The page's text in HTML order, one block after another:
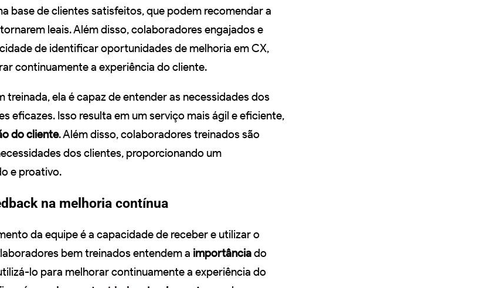
base de clientes satisfeitos, que podem recomendar a
leais. Além disso, colaboradores engajados e
de identificar oportunidades de melhoria em CX,
continuamente a experiência do cliente.
treinada, ela é capaz de entender as necessidades dos
eficazes. Isso resulta em um serviço mais ágil e eficiente,
do cliente. Além disso, colaboradores treinados são
dos clientes, proporcionando um
e proativo.
na melhoria contínua
da equipe é a capacidade de receber e utilizar o
bem treinados entendem a importânciado
lo para melhorar continuamente a experiência do